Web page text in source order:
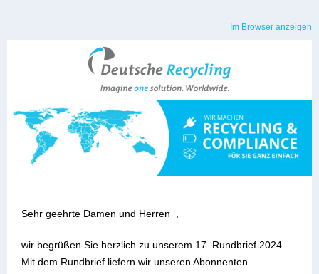
Im Browser anzeigen
Sehr geehrte Damen und Herren ,
wir begrüßen Sie herzlich zu unserem 17. Rundbrief 2024.
Mit dem Rundbrief liefern wir unseren Abonnenten